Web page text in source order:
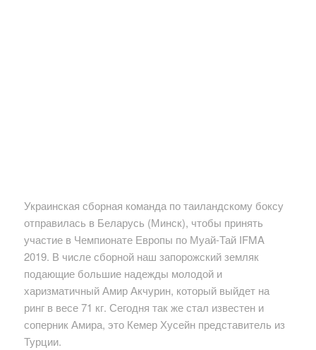
Украинская сборная команда по таиландскому боксу
отправилась в Беларусь (Минск), чтобы принять
участие в Чемпионате Европы по Муай-Тай IFMA
2019. В числе сборной наш запорожский земляк
подающие большие надежды молодой и
харизматичный Амир Акчурин, который выйдет на
ринг в весе 71 кг. Сегодня так же стал известен и
соперник Амира, это Кемер Хусейн представитель из
Турции.